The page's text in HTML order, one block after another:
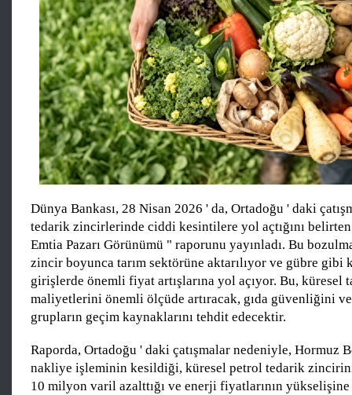
Dünya Bankası, 28 Nisan 2026 ' da, Ortadoğu ' daki
tedarik zincirlerinde ciddi kesintilere yol açtığını
Emtia Pazarı Görünümü " raporunu yayınladı. Bu
zincir boyunca tarım sektörüne aktarılıyor ve gübre gibi
girişlerde önemli fiyat artışlarına yol açıyor. Bu, küresel
maliyetlerini önemli ölçüde artıracak, gıda güvenliğini
grupların geçim kaynaklarını tehdit edecektir.
Raporda, Ortadoğu ' daki çatışmalar nedeniyle, Hormuz
nakliye işleminin kesildiği, küresel petrol tedarik
10 milyon varil azalttığı ve enerji fiyatlarının